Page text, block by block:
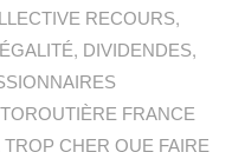
RECOURS,
, DIVIDENDES,
FRANCE